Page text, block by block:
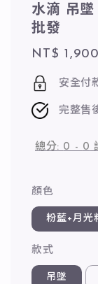
水滴 吊
批發
Regular
price
NT$ 1,900
安全付
完整售
總分: 0 - 0
顏色
粉藍+月光
款式
吊墜